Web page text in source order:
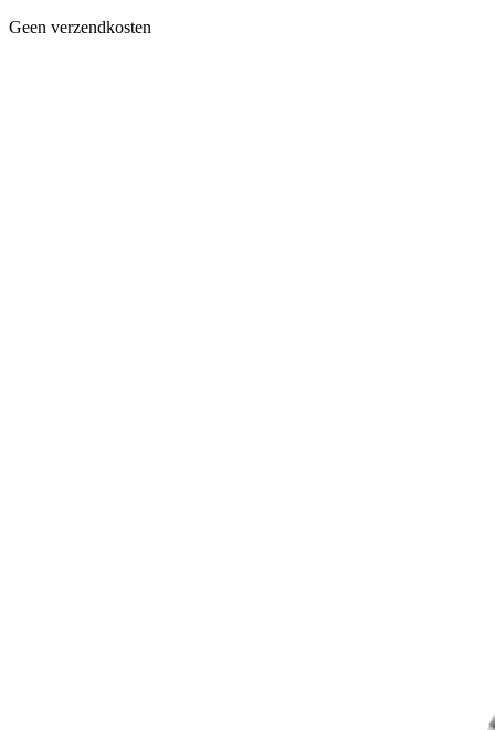
Geen verzendkosten